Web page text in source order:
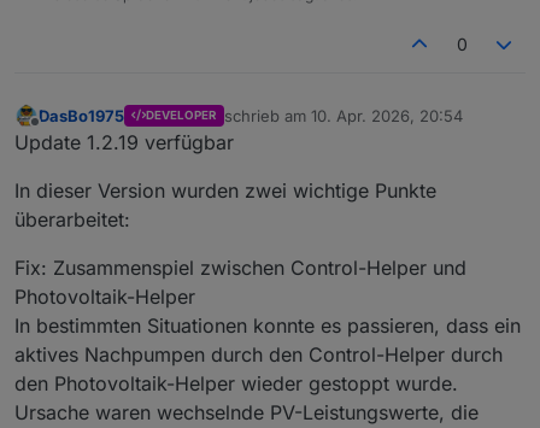
0
Offline
DasBo1975 DEVELOPER schrieb am 10. Apr. 2026, 20:54
zuletzt editiert von
Update 1.2.19 verfügbar
In dieser Version wurden zwei wichtige Punkte
überarbeitet:
Fix: Zusammenspiel zwischen Control-Helper und
Photovoltaik-Helper
In bestimmten Situationen konnte es passieren, dass ein
aktives Nachpumpen durch den Control-Helper durch
den Photovoltaik-Helper wieder gestoppt wurde.
Ursache waren wechselnde PV-Leistungswerte, die